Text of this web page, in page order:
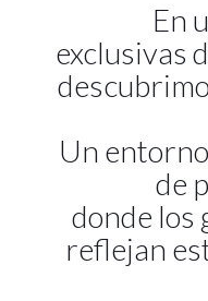
En
exclusivas
Un
de
donde los
reflejan